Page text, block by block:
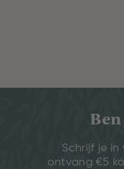
Schrijf je in
ontvang €5